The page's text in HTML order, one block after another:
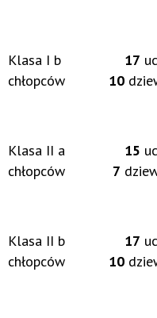
Klasa I b 17
chłopców 10
Klasa II a 15
chłopców 7
Klasa II b 17
chłopców 10